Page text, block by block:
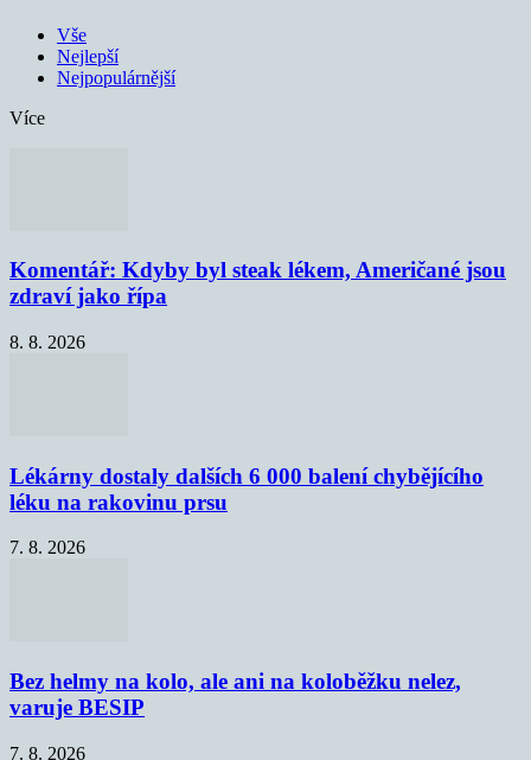
Vše
Nejlepší
Nejpopulárnější
Více
Komentář: Kdyby byl steak lékem, Američané jsou
zdraví jako řípa
8. 8. 2026
Lékárny dostaly dalších 6 000 balení chybějícího
léku na rakovinu prsu
7. 8. 2026
Bez helmy na kolo, ale ani na koloběžku nelez,
varuje BESIP
7. 8. 2026